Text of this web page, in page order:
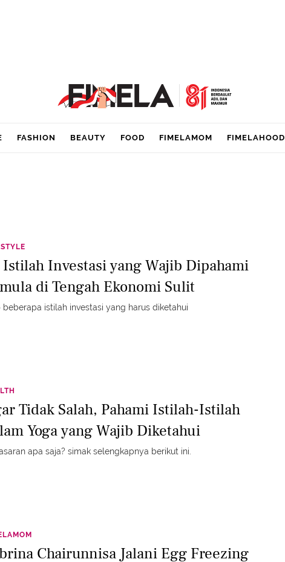
FASHION BEAUTY FOOD FIMELAMOM FIMELAHOOD
Istilah Investasi yang Wajib Dipahami
di Tengah Ekonomi Sulit
beberapa istilah investasi yang harus diketahui
Tidak Salah, Pahami Istilah-Istilah
Yoga yang Wajib Diketahui
apa saja? simak selengkapnya berikut ini.
Chairunnisa Jalani Egg Freezing